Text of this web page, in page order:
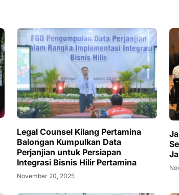
Legal Counsel Kilang Pertamina
Balongan Kumpulkan Data
Perjanjian untuk Persiapan
Integrasi Bisnis Hilir Pertamina
November 20, 2025